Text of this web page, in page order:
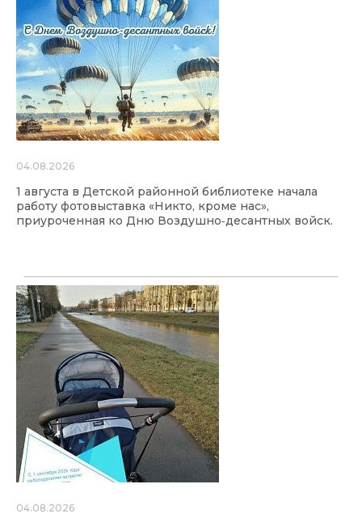
04.08.2026
1 августа в Детской районной библиотеке начала
работу фотовыставка «Никто, кроме нас»,
приуроченная ко Дню Воздушно‑десантных войск.
04.08.2026